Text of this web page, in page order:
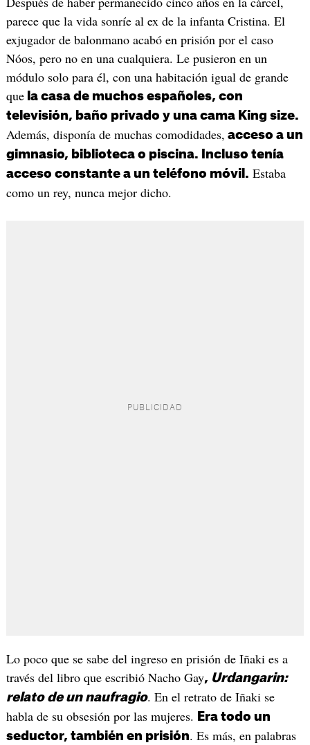
parece que la vida sonríe al ex de la infanta Cristina. El
exjugador de balonmano acabó en prisión por el caso
Nóos, pero no en una cualquiera. Le pusieron en un
módulo solo para él, con una habitación igual de grande
quela casa de muchos españoles, con
televisión, baño privado y una cama King size.
Además, disponía de muchas comodidades, acceso a un
gimnasio, biblioteca o piscina. Incluso tenía
acceso constante a un teléfono móvil. Estaba
como un rey, nunca mejor dicho.
Lo poco que se sabe del ingreso en prisión de Iñaki es a
través del libro que escribió Nacho Gay, Urdangarin:
relato de un naufragio. En el retrato de Iñaki se
habla de su obsesión por las mujeres.
Era todo un
seductor, también en prisión. Es más, en palabras